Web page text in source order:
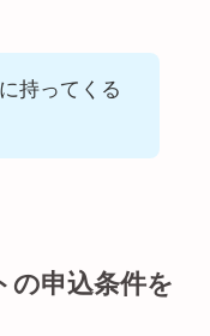
持ってくる
の申込条件を